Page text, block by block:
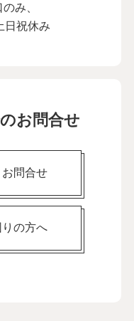
み、
日祝休み
お問合せ
問合せ
の方へ